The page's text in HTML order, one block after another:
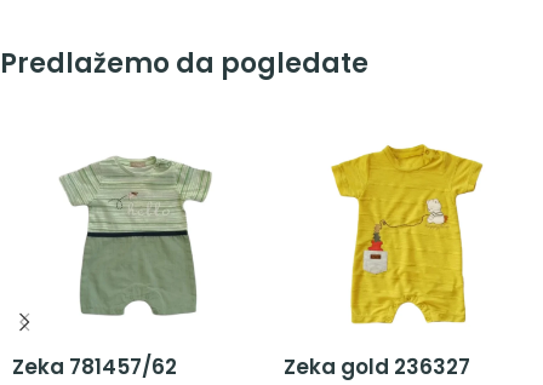
Predlažemo da pogledate
Zeka 781457/62 Zeka gold 236327